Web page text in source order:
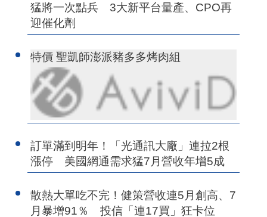
猛將一次點兵 3大新平台量產、CPO再
迎催化劑
特價 聖凱師澎派豬多多烤肉組
訂單滿到明年！「光通訊大廠」連拉2根
漲停 美國網通需求猛7月營收年增5成
散熱大單吃不完！健策營收連5月創高、7
月暴增91％ 投信「連17買」狂卡位